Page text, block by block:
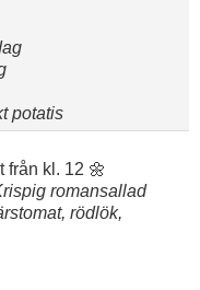
potatis
från kl. 12 🌼
romansallad
rödlök,